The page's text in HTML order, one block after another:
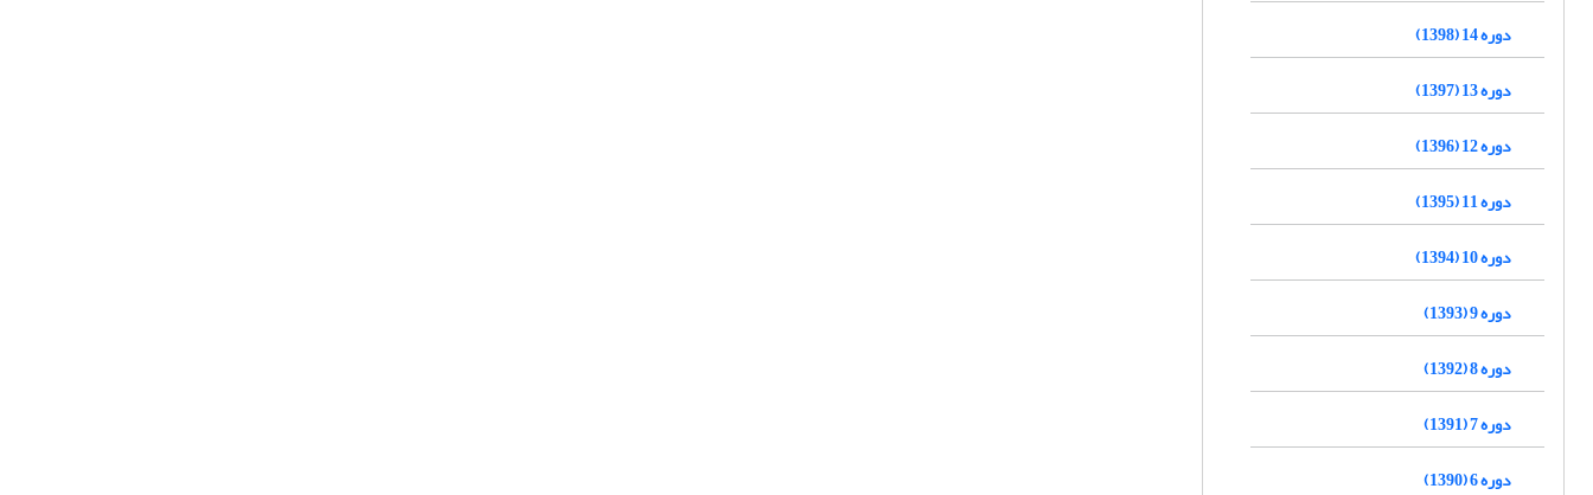
دوره 14 (1398)
دوره 13 (1397)
دوره 12 (1396)
دوره 11 (1395)
دوره 10 (1394)
دوره 9 (1393)
دوره 8 (1392)
دوره 7 (1391)
دوره 6 (1390)